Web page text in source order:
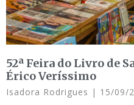
52ª Feira do Livro de
Érico Veríssimo
Isadora Rodrigues 15/09/